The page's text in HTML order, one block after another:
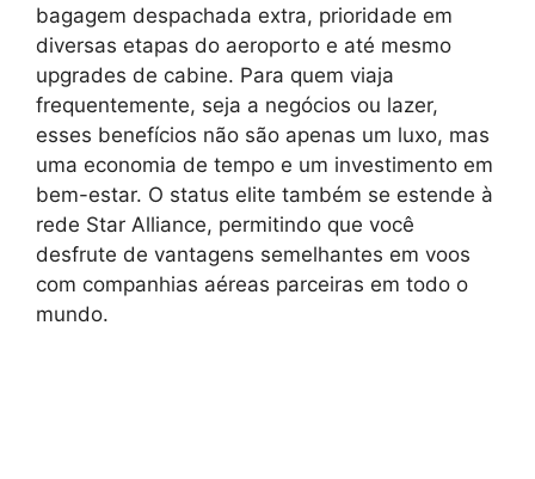
bagagem despachada extra, prioridade em
diversas etapas do aeroporto e até mesmo
upgrades de cabine. Para quem viaja
frequentemente, seja a negócios ou lazer,
esses benefícios não são apenas um luxo, mas
uma economia de tempo e um investimento em
bem-estar. O status elite também se estende à
rede Star Alliance, permitindo que você
desfrute de vantagens semelhantes em voos
com companhias aéreas parceiras em todo o
mundo.